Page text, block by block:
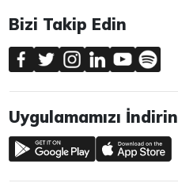
Bizi Takip Edin
Uygulamamızı İndirin